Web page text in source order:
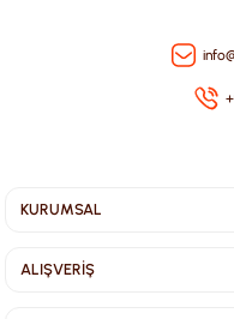
KURUMSAL
ALIŞVERİŞ